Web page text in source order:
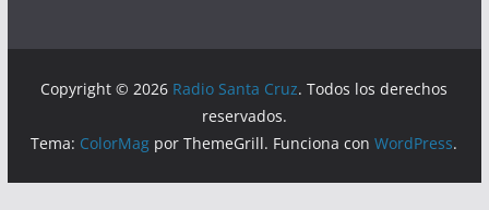
Copyright © 2026 Radio Santa Cruz. Todos los derechos
reservados.
Tema: ColorMag por ThemeGrill. Funciona conWordPress.